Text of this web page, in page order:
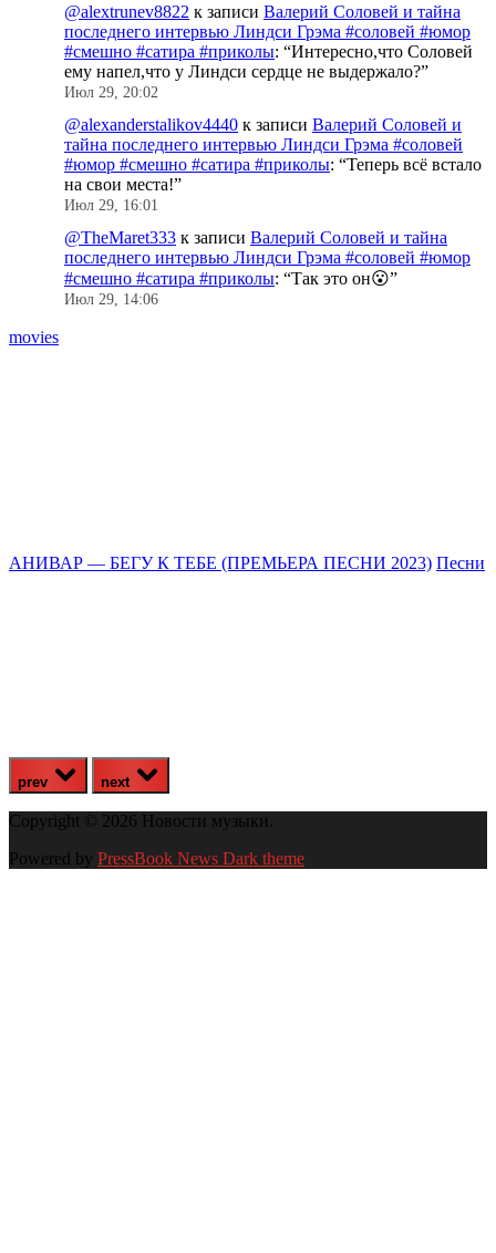
@alextrunev8822 к записи Валерий Соловей и тайна
последнего интервью Линдси Грэма #соловей #юмор
#смешно #сатира #приколы: “Интересно,что Соловей
ему напел,что у Линдси сердце не выдержало?”
Июл 29, 20:02
@alexanderstalikov4440 к записи Валерий Соловей и
тайна последнего интервью Линдси Грэма #соловей
#юмор #смешно #сатира #приколы: “Теперь всё встало
на свои места!”
Июл 29, 16:01
@TheMaret333 к записи Валерий Соловей и тайна
последнего интервью Линдси Грэма #соловей #юмор
#смешно #сатира #приколы: “Так это он😮”
Июл 29, 14:06
movies
АНИВАР — БЕГУ К ТЕБЕ (ПРЕМЬЕРА ПЕСНИ 2023) Песни
prev next
Copyright © 2026 Новости музыки.
Powered by PressBook News Dark theme